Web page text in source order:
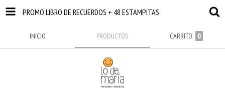
PROMO LIBRO DE RECUERDOS + 48 ESTAMPITAS
INICIO PRODUCTOS CARRITO 0